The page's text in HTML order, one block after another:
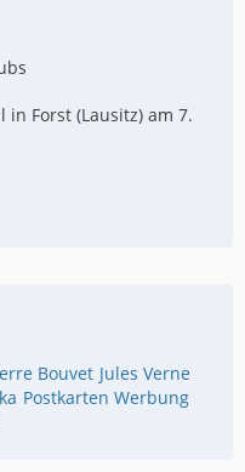
in Forst (Lausitz) am 7.
Bouvet Jules Verne
Postkarten Werbung